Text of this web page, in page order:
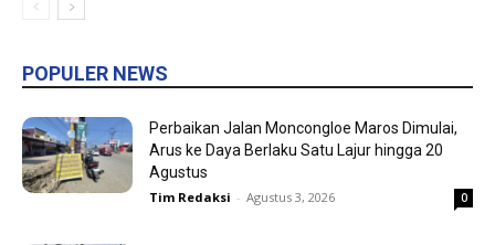
POPULER NEWS
Perbaikan Jalan Moncongloe Maros Dimulai,
Arus ke Daya Berlaku Satu Lajur hingga 20
Agustus
Tim Redaksi - Agustus 3, 2026 0